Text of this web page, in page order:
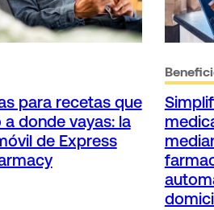
para recetas que
donde vayas: la
de Express